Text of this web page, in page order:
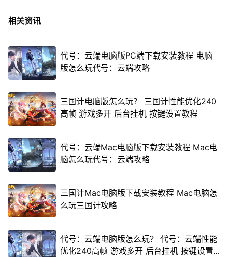
相关资讯
代号：云端电脑版PC端下载安装教程 电脑
版怎么玩代号：云端攻略
三国计电脑版怎么玩？ 三国计性能优化240
高帧 游戏多开 后台挂机 按键设置教程
代号：云端Mac电脑版下载安装教程 Mac电
脑怎么玩代号：云端攻略
三国计Mac电脑版下载安装教程 Mac电脑怎
么玩三国计攻略
代号：云端电脑版怎么玩？ 代号：云端性能
优化240高帧 游戏多开 后台挂机 按键设置